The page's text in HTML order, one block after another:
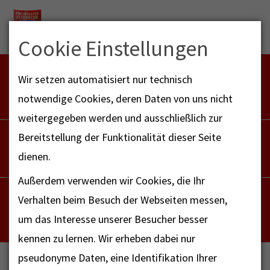
Menu
FEUERWEHR NOTFALL-RETTUNGSDIENST
112
POLIZEI
NOTRUF - FAX FÜR HÖRBEHINDERTE
112
Cookie Einstellungen
Wir setzen automatisiert nur technisch
notwendige Cookies, deren Daten von uns nicht
weitergegeben werden und ausschließlich zur
Bereitstellung der Funktionalität dieser Seite
dienen.
Außerdem verwenden wir Cookies, die Ihr
Verhalten beim Besuch der Webseiten messen,
um das Interesse unserer Besucher besser
kennen zu lernen. Wir erheben dabei nur
pseudonyme Daten, eine Identifikation Ihrer